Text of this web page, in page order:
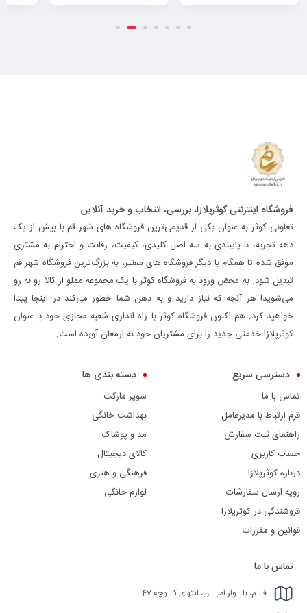
فروشگاه اینترنتی کوثرپلازا، بررسی، انتخاب و خرید آنلاین
تعاونی کوثر به عنوان یکی از قدیمی‌ترین فروشگاه های شهر قم با بیش از یک
دهه تجربه، با پایبندی به سه اصل کلیدی، کیفیت، رقابت و احترام به مشتری
موفق شده تا همگام با دیگر فروشگاه های معتبر، به بزرگ‌ترین فروشگاه شهر قم
تبدیل شود. به محض ورود به فروشگاه کوثر با یک مجموعه مملو از کالا رو به رو
می‌شوید! هر آنچه که نیاز دارید و به ذهن شما خطور می‌کند در اینجا پیدا
خواهید کرد. هم اکنون فروشگاه کوثر با راه اندازی شعبه مجازی خود با عنوان
کوثرپلازا خدمتی جدید را برای مشتریان خود به ارمغان آورده است.
دسترسی سریع
تماس با ما
فرم ارتباط با مدیرعامل
راهنمای ثبت سفارش
حساب کاربری
درباره کوثرپلازا
رویه ارسال سفارشات
فروشندگی در کوثرپلازا
قوانین و مقررات
دسته بندی ها
سوپر مارکت
بهداشت خانگی
مد و پوشاک
کالای دیجیتال
فرهنگی و هنری
لوازم خانگی
تماس با ما
قــم، بلــوار امیــن، انتهای کــوچه 47